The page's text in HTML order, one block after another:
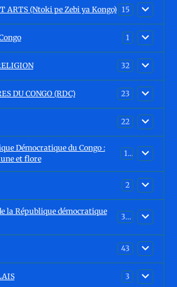
ARTS (Ntoki pe Zebi ya Kongo) 15
1
32
DU CONGO (RDC) 23
22
Démocratique du Congo :
et flore
15
2
la République démocratique
30
43
3